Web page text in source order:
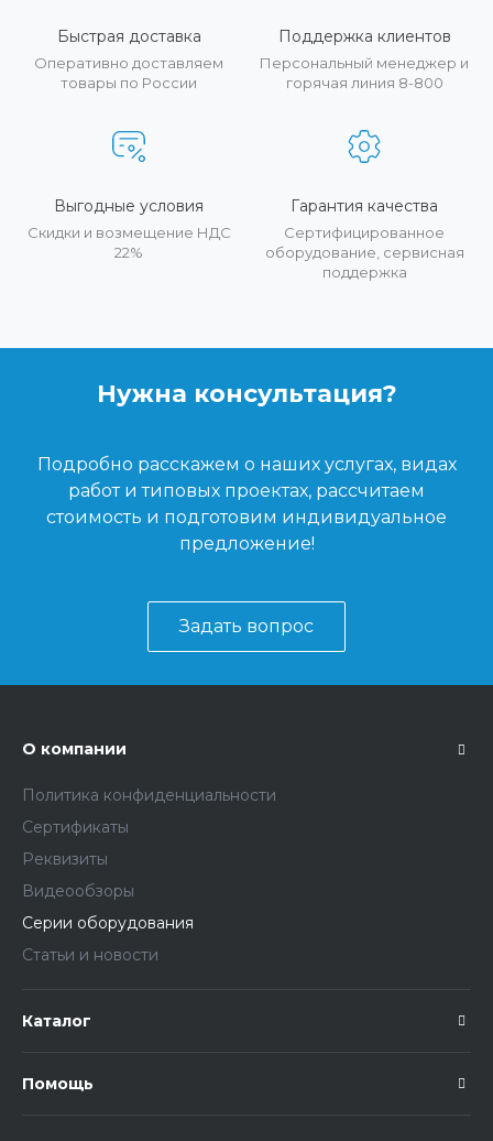
Быстрая доставка
Оперативно доставляем
товары по России
Поддержка клиентов
Персональный менеджер и
горячая линия 8-800
Выгодные условия
Скидки и возмещение НДС
22%
Гарантия качества
Сертифицированное
оборудование, сервисная
поддержка
Нужна консультация?
Подробно расскажем о наших услугах, видах
работ и типовых проектах, рассчитаем
стоимость и подготовим индивидуальное
предложение!
Задать вопрос
О компании
Политика конфиденциальности
Сертификаты
Реквизиты
Видеообзоры
Серии оборудования
Статьи и новости
Каталог
Помощь